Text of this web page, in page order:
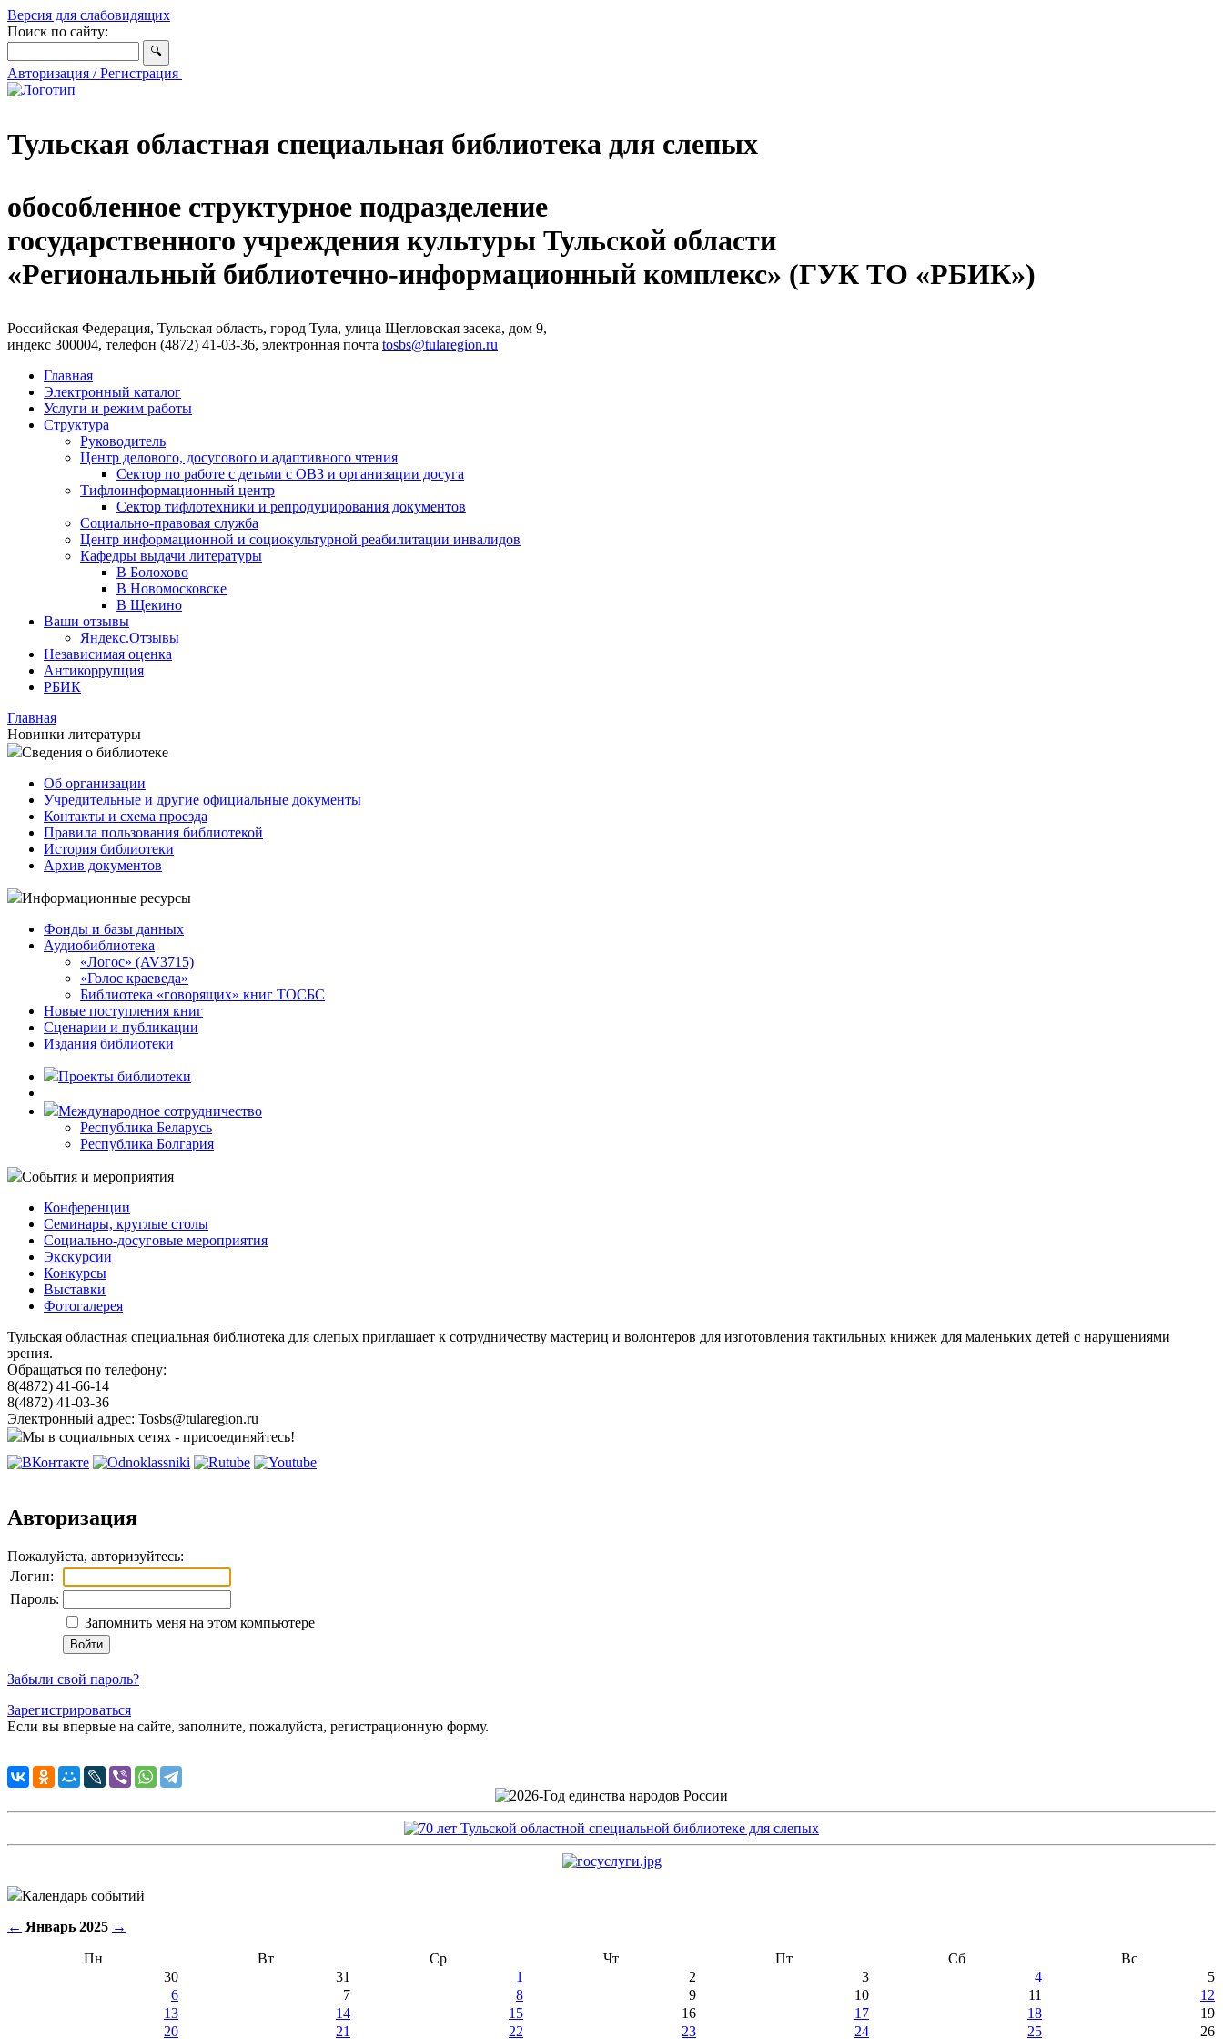
Версия для слабовидящих
Поиск по сайту:
Авторизация / Регистрация
Тульская областная специальная библиотека для слепых
обособленное структурное подразделение
государственного учреждения культуры Тульской области
«Региональный библиотечно-информационный комплекс» (ГУК ТО «РБИК»)
Российская Федерация, Тульская область, город Тула, улица Щегловская засека, дом 9,
индекс 300004, телефон (4872) 41-03-36, электронная почта tosbs@tularegion.ru
Главная
Электронный каталог
Услуги и режим работы
Структура
Руководитель
Центр делового, досугового и адаптивного чтения
Сектор по работе с детьми с ОВЗ и организации досуга
Тифлоинформационный центр
Сектор тифлотехники и репродуцирования документов
Социально-правовая служба
Центр информационной и социокультурной реабилитации инвалидов
Кафедры выдачи литературы
В Болохово
В Новомосковске
В Щекино
Ваши отзывы
Яндекс.Отзывы
Независимая оценка
Антикоррупция
РБИК
Главная
Новинки литературы
Сведения о библиотеке
Об организации
Учредительные и другие официальные документы
Контакты и схема проезда
Правила пользования библиотекой
История библиотеки
Архив документов
Информационные ресурсы
Фонды и базы данных
Аудиобиблиотека
«Логос» (AV3715)
«Голос краеведа»
Библиотека «говорящих» книг ТОСБС
Новые поступления книг
Сценарии и публикации
Издания библиотеки
Проекты библиотеки
Международное сотрудничество
Республика Беларусь
Республика Болгария
События и мероприятия
Конференции
Семинары, круглые столы
Социально-досуговые мероприятия
Экскурсии
Конкурсы
Выставки
Фотогалерея
Тульская областная специальная библиотека для слепых приглашает к сотрудничеству мастериц и волонтеров для изготовления тактильных книжек для маленьких детей с нарушениями
зрения.
Обращаться по телефону:
8(4872) 41-66-14
8(4872) 41-03-36
Электронный адрес: Tosbs@tularegion.ru
Мы в социальных сетях - присоединяйтесь!
Авторизация
Пожалуйста, авторизуйтесь:
Логин:
Пароль:
Запомнить меня на этом компьютере
Забыли свой пароль?
Зарегистрироваться
Если вы впервые на сайте, заполните, пожалуйста, регистрационную форму.
Календарь событий
← Январь 2025 →
Пн Вт Ср Чт Пт Сб
Вс
30
31 1 2 3 4
5
6
7 8 9 10 11
12
13
14 15 16 17 18
19
20
21 22 23 24 25
26